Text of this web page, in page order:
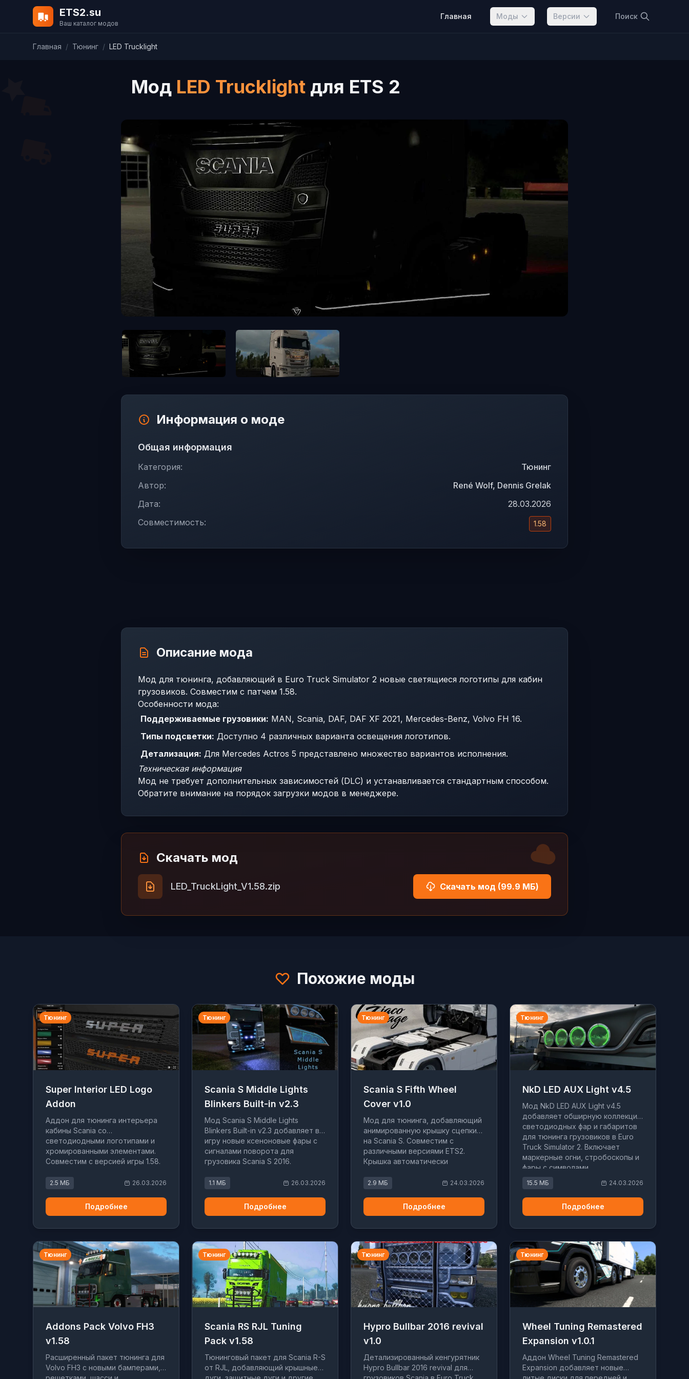
ETS2.su
Ваш каталог модов
Главная Моды Версии Поиск
Главная / Тюнинг / LED Trucklight
Мод LED Trucklight для ETS 2
Информация о моде
Общая информация
Категория:
Тюнинг
Автор:
René Wolf, Dennis Grelak
Дата:
28.03.2026
Совместимость:
1.58
Описание мода
Мод для тюнинга, добавляющий в Euro Truck Simulator 2 новые светящиеся логотипы для кабин
грузовиков. Совместим с патчем 1.58.
Особенности мода:
Поддерживаемые грузовики: MAN, Scania, DAF, DAF XF 2021, Mercedes-Benz, Volvo FH 16.
Типы подсветки: Доступно 4 различных варианта освещения логотипов.
Детализация: Для Mercedes Actros 5 представлено множество вариантов исполнения.
Техническая информация
Мод не требует дополнительных зависимостей (DLC) и устанавливается стандартным способом.
Обратите внимание на порядок загрузки модов в менеджере.
Скачать мод
LED_TruckLight_V1.58.zip Скачать мод (99.9 МБ)
Похожие моды
Тюнинг
Super Interior LED Logo
Addon
Аддон для тюнинга интерьера
кабины Scania со
светодиодными логотипами и
хромированными элементами.
Совместим с версией игры 1.58.
и Streamline.
2.5 МБ 26.03.2026
Подробнее
Тюнинг
Scania S Middle Lights
Blinkers Built-in v2.3
Мод Scania S Middle Lights
Blinkers Built-in v2.3 добавляет в
игру новые ксеноновые фары с
сигналами поворота для
грузовика Scania S 2016.
замены оригинальных деталей.
1.1 МБ 26.03.2026
Подробнее
Тюнинг
Scania S Fifth Wheel
Cover v1.0
Мод для тюнинга, добавляющий
анимированную крышку сцепки
на Scania S. Совместим с
различными версиями ETS2.
Крышка автоматически
2.9 МБ 24.03.2026
Подробнее
Тюнинг
NkD LED AUX Light v4.5
Мод NkD LED AUX Light v4.5
добавляет обширную коллекцию
светодиодных фар и габаритов
для тюнинга грузовиков в Euro
Truck Simulator 2. Включает
маркерные огни, стробоскопы и
фары с символами.
15.5 МБ 24.03.2026
Подробнее
Тюнинг
Addons Pack Volvo FH3
v1.58
Расширенный пакет тюнинга для
Volvo FH3 с новыми бамперами,
Тюнинг
Scania RS RJL Tuning
Pack v1.58
Тюнинговый пакет для Scania R-S
от RJL, добавляющий крышные
Тюнинг
Hypro Bullbar 2016 revival
v1.0
Детализированный кенгурятник
Hypro Bullbar 2016 revival для
Тюнинг
Wheel Tuning Remastered
Expansion v1.0.1
Аддон Wheel Tuning Remastered
Expansion добавляет новые